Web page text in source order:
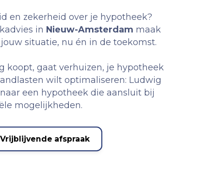
en zekerheid over je hypotheek?
in Nieuw-Amsterdam maak
situatie, nu én in de toekomst.
koopt, gaat verhuizen, je hypotheek
wilt optimaliseren: Ludwig
een hypotheek die aansluit bij
mogelijkheden.
Vrijblijvende afspraak